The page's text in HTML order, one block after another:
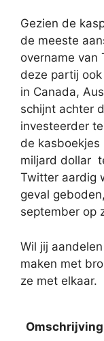
Gezien de
de meeste
overname van
deze partij
in Canada,
schijnt achter
investeerder
de
miljard dollar
Twitter aardig
geval
september op
Wil jij
maken met
ze met elkaar.
Omschrijving